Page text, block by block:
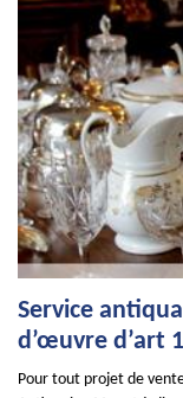
Service
d’œuvre d’art
Pour tout projet de